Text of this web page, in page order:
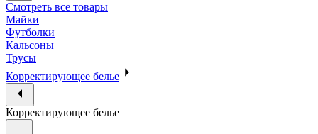
Смотреть все товары
Майки
Футболки
Кальсоны
Трусы
Корректирующее белье
Корректирующее белье